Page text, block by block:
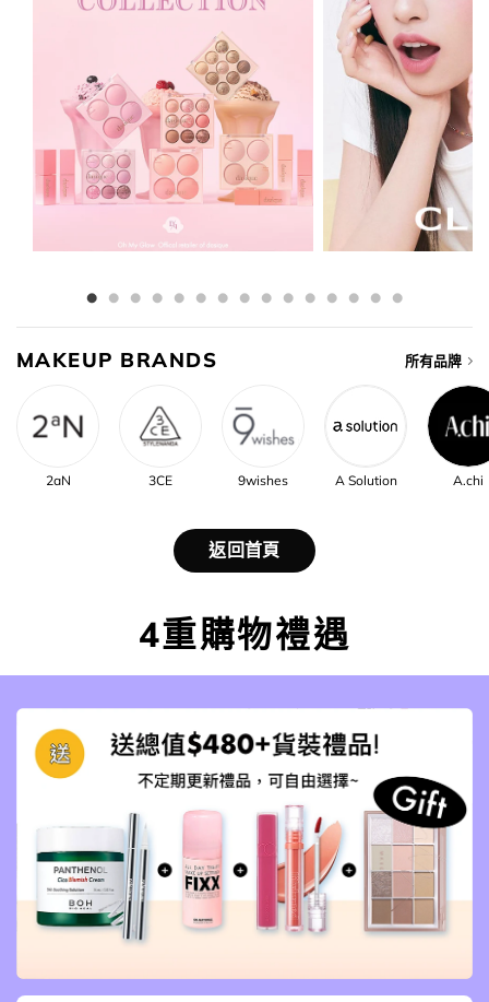
MAKEUP BRANDS 所有品牌
2aN 3CE 9wishes A Solution A.chi
返回首頁
4重購物禮遇